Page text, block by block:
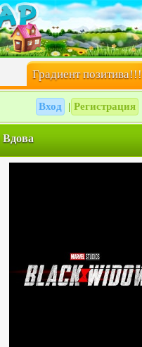
Градиент позитива!!!
Вход Регистрация
Вдова